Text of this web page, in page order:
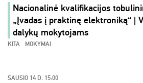
Nacionalinė kvalifikacijos
„Įvadas į praktinę elektroniką“ |
dalykų mokytojams
KITA MOKYMAI
SAUSIO 14 D. 15:00